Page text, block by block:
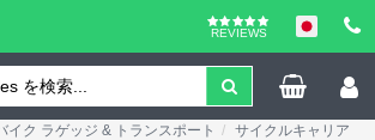
REVIEWS
イク ラゲッジ & トランスポート
サイクルキャリア